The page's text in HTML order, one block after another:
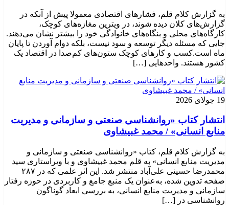
به گزارش کلام قلم، فشارهای اقتصادی معمولا پیش از آنکه در
گزارش‌های کلان دیده شوند، در ویترین مغازه‌های کوچک،
کارگاه‌های محلی و بنگاه‌های خانوادگی خود را بیشتر نشان می‌دهند.
جایی که مسئله دیگر توسعه و سود نیست، بلکه دوام آوردن تا پایان
ماه است.کسب‌ و کارهای کوچک ستون‌های کم‌صدا در اقتصاد یک
کشور هستند. واحدهایی […]
19 جولای 2026
انتشار کتاب «روانشناسی صنعتی و سازمانی و مدیریت
منابع انسانی» / محمد غبیشاوی
به گزارش کلام قلم، کتاب «روانشناسی صنعتی و سازمانی و
مدیریت منابع انسانی» به قلم محمد غبیشاوی و با ویراستاری سید
محمدرضا حسینی علی‌آباد منتشر شد. این اثر علمی که در ۲۸۷
صفحه تدوین شده، به‌عنوان یک منبع جامع و کاربردی در حوزه رفتار
سازمانی و مدیریت منابع انسانی، به بررسی ابعاد گوناگون
روانشناسی در […]